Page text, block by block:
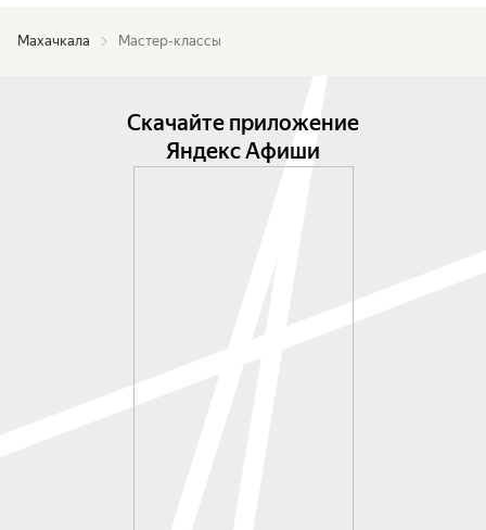
Махачкала Мастер-классы
Скачайте приложение
Яндекс Афиши